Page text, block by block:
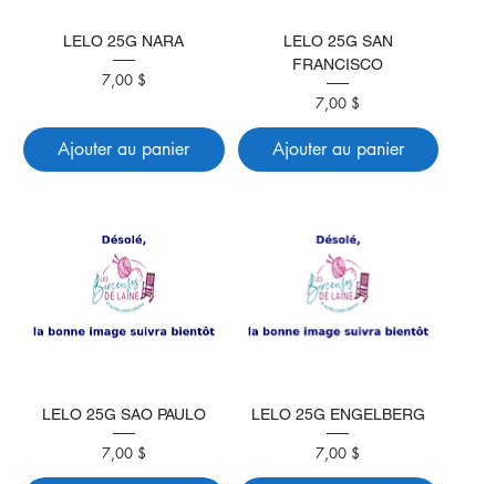
LELO 25G NARA
Prix
7,00 $
Ajouter au panier
LELO 25G SAN
FRANCISCO
Prix
7,00 $
Ajouter au panier
LELO 25G SAO PAULO
Prix
7,00 $
LELO 25G ENGELBERG
Prix
7,00 $